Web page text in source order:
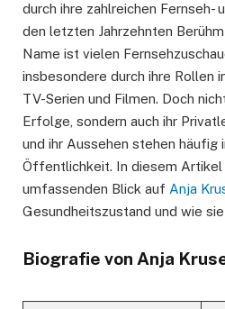
durch ihre zahlreichen Fernseh-
den letzten Jahrzehnten
Name ist vielen
insbesondere durch ihre Rollen
TV-Serien und Filmen. Doch
Erfolge, sondern auch ihr
und ihr Aussehen stehen häufig
Öffentlichkeit. In diesem Artikel
umfassenden Blick auf Anja
Gesundheitszustand und wie
Biografie von Anja